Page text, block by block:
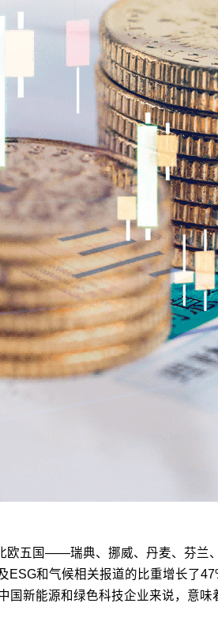
欧五国——瑞典、挪威、丹麦、芬
和气候相关报道的比重增长了
新能源和绿色科技企业来说，意